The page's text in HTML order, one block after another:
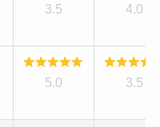
3.5 4.0
5.0 3.5